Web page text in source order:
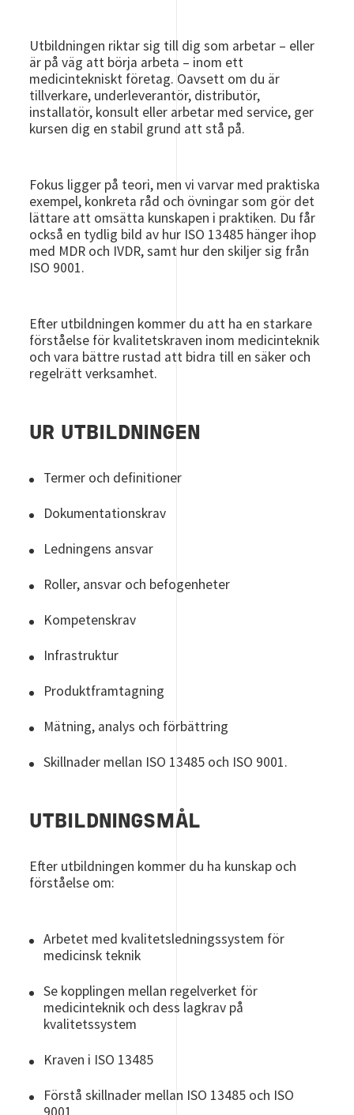
Utbildningen riktar sig till dig som arbetar – eller
är på väg att börja arbeta – inom ett
medicintekniskt företag. Oavsett om du är
tillverkare, underleverantör, distributör,
installatör, konsult eller arbetar med service, ger
kursen dig en stabil grund att stå på.
Fokus ligger på teori, men vi varvar med praktiska
exempel, konkreta råd och övningar som gör det
lättare att omsätta kunskapen i praktiken. Du får
också en tydlig bild av hur ISO 13485 hänger ihop
med MDR och IVDR, samt hur den skiljer sig från
ISO 9001.
Efter utbildningen kommer du att ha en starkare
förståelse för kvalitetskraven inom medicinteknik
och vara bättre rustad att bidra till en säker och
regelrätt verksamhet.
UR UTBILDNINGEN
Termer och definitioner
Dokumentationskrav
Ledningens ansvar
Roller, ansvar och befogenheter
Kompetenskrav
Infrastruktur
Produktframtagning
Mätning, analys och förbättring
Skillnader mellan ISO 13485 och ISO 9001.
UTBILDNINGSMÅL
Efter utbildningen kommer du ha kunskap och
förståelse om:
Arbetet med kvalitetsledningssystem för
medicinsk teknik
Se kopplingen mellan regelverket för
medicinteknik och dess lagkrav på
kvalitetssystem
Kraven i ISO 13485
Förstå skillnader mellan ISO 13485 och ISO